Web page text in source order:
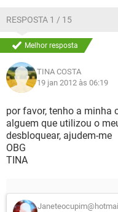
RESPOSTA 1 / 15
Melhor resposta
TINA COSTA
19 jan 2012 às 06:19
por favor, tenho a minha
alguem que utilizou o
desbloquear, ajudem-me
OBG
TINA
Janeteocupim@hotmail